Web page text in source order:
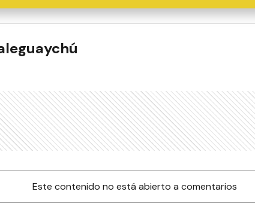
Este contenido no está abierto a comentarios